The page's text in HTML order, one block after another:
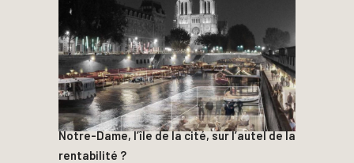
Notre-Dame, l’île de la cité, sur l’autel de la
rentabilité ?